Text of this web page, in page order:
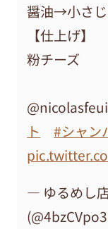
醤油→小さじ
【仕上げ】
粉チーズ
ト
#シャン
— ゆるめし